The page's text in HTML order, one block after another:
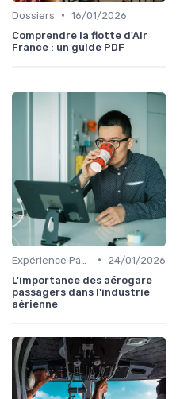
Dossiers • 16/01/2026
Comprendre la flotte d'Air
France : un guide PDF
•
24/01/2026
L'importance des aérogare
passagers dans l'industrie
aérienne